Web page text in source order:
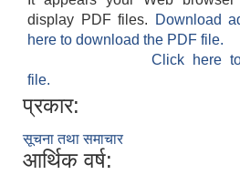
display PDF files.
Download
here to download the PDF file.
Click here
file.
प्रकार:
सूचना तथा समाचार
आर्थिक वर्ष: